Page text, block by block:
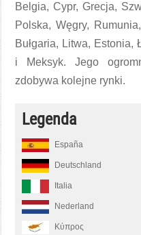
Belgia, Cypr, Grecja,
Polska, Węgry,
Bułgaria, Litwa, Estonia,
i Meksyk. Jego
zdobywa kolejne rynki.
Legenda
España
Deutschland
Italia
Nederland
Κύπρος